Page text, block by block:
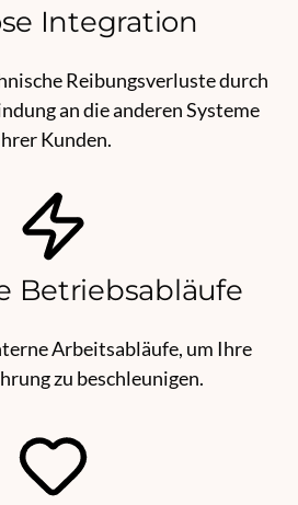
Integration
Reibungsverluste durch
an die anderen Systeme
Kunden.
Betriebsabläufe
Arbeitsabläufe, um Ihre
zu beschleunigen.